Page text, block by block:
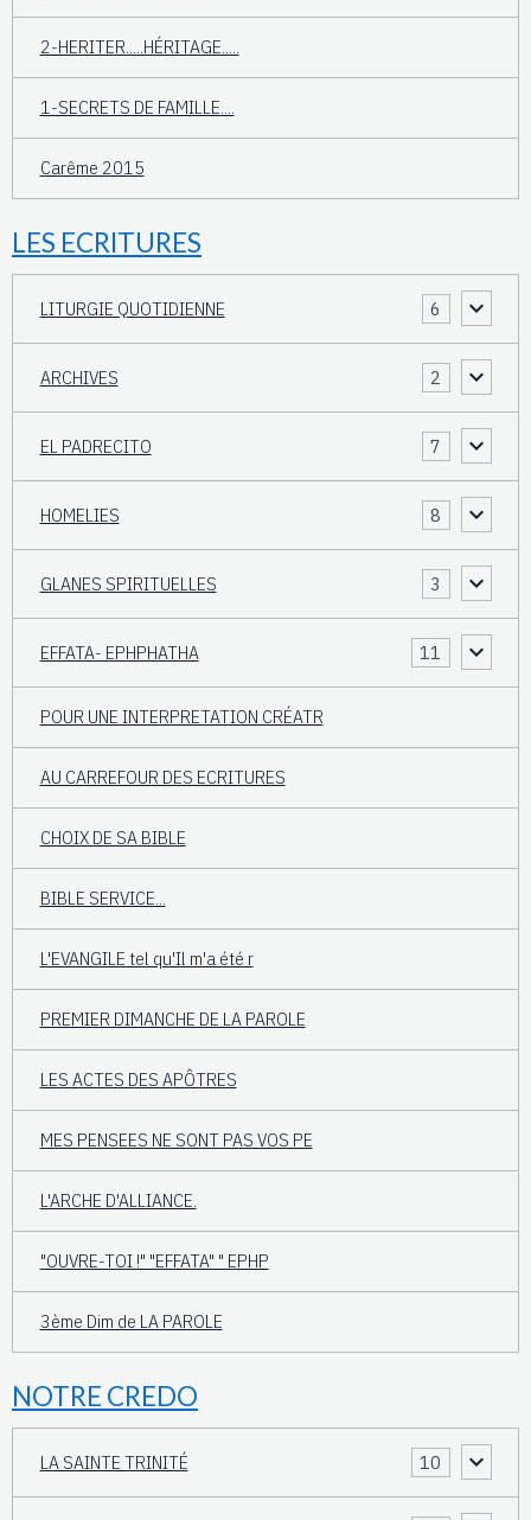
2-HERITER.....HÉRITAGE.....
1-SECRETS DE FAMILLE....
Carême 2015
LES ECRITURES
LITURGIE QUOTIDIENNE 6
ARCHIVES 2
EL PADRECITO 7
HOMELIES 8
GLANES SPIRITUELLES 3
EFFATA- EPHPHATHA 11
POUR UNE INTERPRETATION CRÉATR
AU CARREFOUR DES ECRITURES
CHOIX DE SA BIBLE
BIBLE SERVICE...
L'EVANGILE tel qu'Il m'a été r
PREMIER DIMANCHE DE LA PAROLE
LES ACTES DES APÔTRES
MES PENSEES NE SONT PAS VOS PE
L'ARCHE D'ALLIANCE.
"OUVRE-TOI !" "EFFATA" " EPHP
3ème Dim de LA PAROLE
NOTRE CREDO
LA SAINTE TRINITÉ 10